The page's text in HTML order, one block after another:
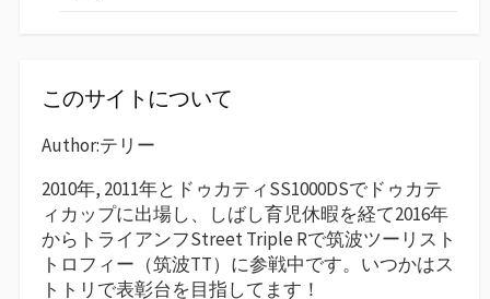
このサイトについて
Author:テリー
2010年, 2011年とドゥカティSS1000DSでドゥカテ
ィカップに出場し、しばし育児休暇を経て2016年
からトライアンフStreet Triple Rで筑波ツーリスト
トロフィー（筑波TT）に参戦中です。いつかはス
トトリで表彰台を目指してます！